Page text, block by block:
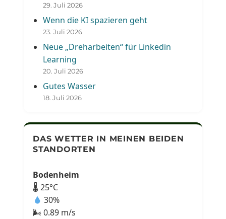
29. Juli 2026
Wenn die KI spazieren geht
23. Juli 2026
Neue „Dreharbeiten“ für Linkedin
Learning
20. Juli 2026
Gutes Wasser
18. Juli 2026
DAS WETTER IN MEINEN BEIDEN
STANDORTEN
Bodenheim
🌡 25°C
30%
🌬 0.89 m/s